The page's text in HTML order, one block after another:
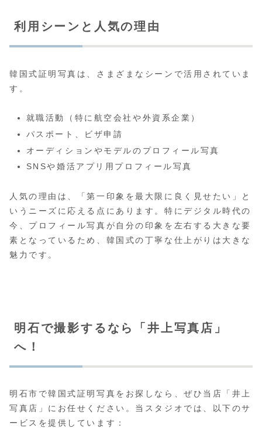
利用シーンと人気の理由
韓国式証明写真は、さまざまなシーンで活用されていま
す。
就職活動（特に航空会社や外資系企業）
パスポート、ビザ申請
オーディションやモデルのプロフィール写真
SNSや婚活アプリ用プロフィール写真
人気の理由は、「第一印象を最大限に良く見せたい」と
いうニーズに応える点にあります。特にデジタル時代の
今、プロフィール写真が自分の印象を左右する大きな要
素となっているため、韓国式の丁寧な仕上がりは大きな
魅力です。
明石で撮影するなら「井上写真店」
へ！
明石市で韓国式証明写真をお探しなら、ぜひ当店「井上
写真店」にお任せください。当スタジオでは、以下のサ
ービスを提供しています：